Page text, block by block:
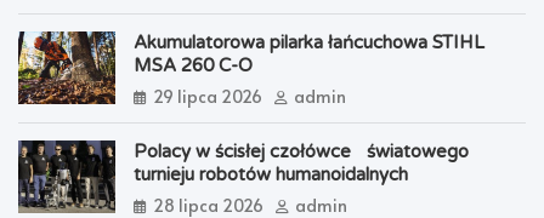
Akumulatorowa pilarka łańcuchowa STIHL
MSA 260 C-O
29 lipca 2026 admin
Polacy w ścisłej czołówce światowego
turnieju robotów humanoidalnych
28 lipca 2026 admin